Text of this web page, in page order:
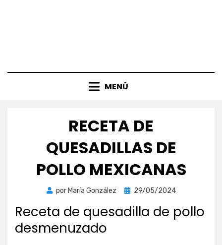
MENÚ
RECETA DE
QUESADILLAS DE
POLLO MEXICANAS
por María González
Publicada
29/05/2024
Receta de quesadilla de pollo
desmenuzado